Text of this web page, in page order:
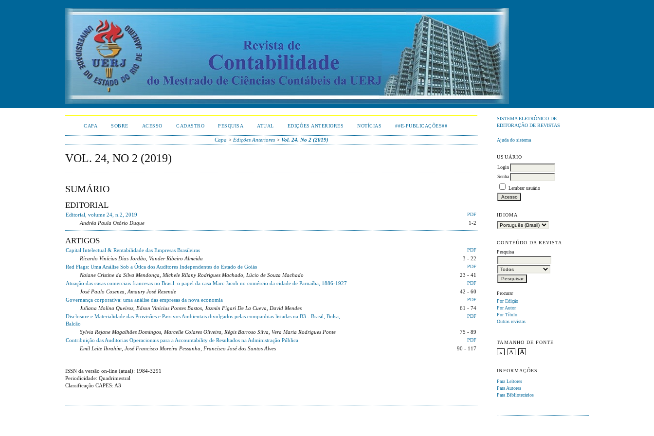
SISTEMA ELETRÔNICO DE
EDITORAÇÃO DE REVISTAS
Ajuda do sistema
USUÁRIO
Login
Senha
Lembrar usuário
IDIOMA
CONTEÚDO DA REVISTA
Pesquisa
Procurar
Por Edição
Por Autor
Por Título
Outras revistas
TAMANHO DE FONTE
INFORMAÇÕES
Para Leitores
Para Autores
Para Bibliotecários
CAPA SOBRE ACESSO CADASTRO PESQUISA ATUAL EDIÇÕES ANTERIORES NOTÍCIAS ##E-PUBLICAÇÕES##
Capa > Edições Anteriores> Vol. 24, No 2 (2019)
VOL. 24, NO 2 (2019)
SUMÁRIO
EDITORIAL
Editorial, volume 24, n.2, 2019 PDF
Andréa Paula Osório Duque 1-2
ARTIGOS
Capital Intelectual & Rentabilidade das Empresas Brasileiras PDF
Ricardo Vinícius Dias Jordão, Vander Ribeiro Almeida
3 - 22
Red Flags: Uma Análise Sob a Ótica dos Auditores Independentes do Estado de Goiás
PDF
Naiane Cristine da Silva Mendonça, Michele Rílany Rodrigues Machado, Lúcio de Souza Machado
23 - 41
Atuação das casas comerciais francesas no Brasil: o papel da casa Marc Jacob no comércio da cidade de Parnaíba, 1886-1927
PDF
José Paulo Cosenza, Amaury José Rezende
42 - 60
Governança corporativa: uma análise das empresas da nova economia
PDF
Juliana Molina Queiroz, Edson Vinicius Pontes Bastos, Jazmin Figari De La Cueva, David Mendes
61 - 74
Disclosure e Materialidade das Provisões e Passivos Ambientais divulgados pelas companhias listadas na B3 - Brasil, Bolsa,
Balcão
PDF
Sylvia Rejane Magalhães Domingos, Marcelle Colares Oliveira, Régis Barroso Silva, Vera Maria Rodrigues Ponte
75 - 89
Contribuição das Auditorias Operacionais para a Accountability de Resultados na Administração Pública
PDF
Emil Leite Ibrahim, José Francisco Moreira Pessanha, Francisco José dos Santos Alves 90 - 117
ISSN da versão on-line (atual): 1984-3291
Periodicidade: Quadrimestral
Classificação CAPES: A3